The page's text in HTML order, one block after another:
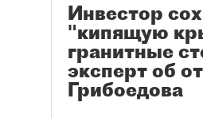
Инвестор
"кипящую
гранитные
эксперт об
Грибоедова